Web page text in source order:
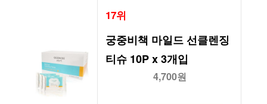
17위
궁중비책 마일드 선클렌징
티슈 10P x 3개입
4,700원